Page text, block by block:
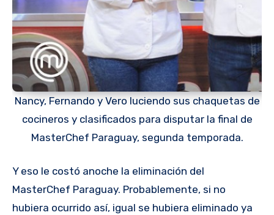
Nancy, Fernando y Vero luciendo sus chaquetas de
cocineros y clasificados para disputar la final de
MasterChef Paraguay, segunda temporada.
Y eso le costó anoche la eliminación del
MasterChef Paraguay. Probablemente, si no
hubiera ocurrido así, igual se hubiera eliminado ya